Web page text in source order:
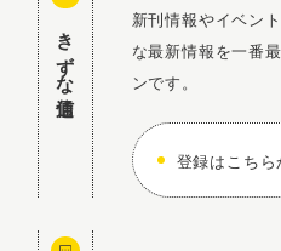
きずな通信
新刊情報やイベン
な最新情報を一番
ンです。
登録はこちら